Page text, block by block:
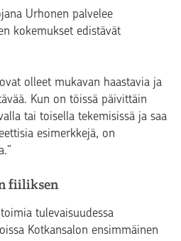
Urhonen palvelee
kokemukset edistävät
olleet mukavan haastavia ja
Kun on töissä päivittäin
tai toisella tekemisissä ja saa
esimerkkejä, on
fiiliksen
tulevaisuudessa
Kotkansalon ensimmäinen